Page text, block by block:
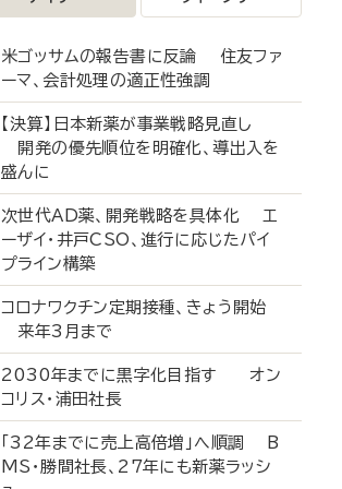
米ゴッサムの報告書に反論 住友ファ
ーマ、会計処理の適正性強調
【決算】日本新薬が事業戦略見直し
開発の優先順位を明確化、導出入を
盛んに
次世代AD薬、開発戦略を具体化 エ
ーザイ・井戸CSO、進行に応じたパイ
プライン構築
コロナワクチン定期接種、きょう開始
来年3月まで
2030年までに黒字化目指す オン
コリス・浦田社長
「32年までに売上高倍増」へ順調 B
MS・勝間社長、27年にも新薬ラッシ